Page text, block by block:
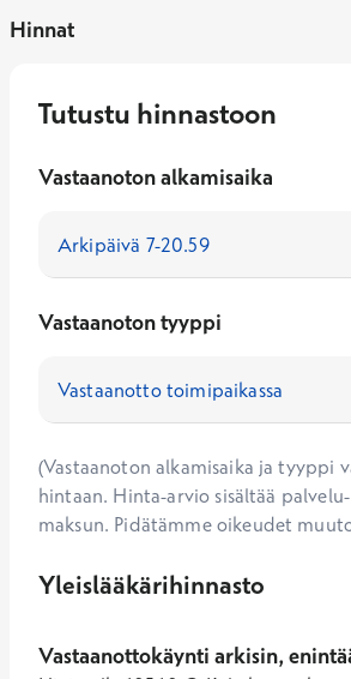
Hinnat
Tutustu hinnastoon
Vastaanoton alkamisaika
Vastaanoton tyyppi
(Vastaanoton alkamisaika ja tyyppi
hintaan. Hinta-arvio sisältää
maksun. Pidätämme oikeudet
Yleislääkärihinnasto
Vastaanottokäynti arkisin,